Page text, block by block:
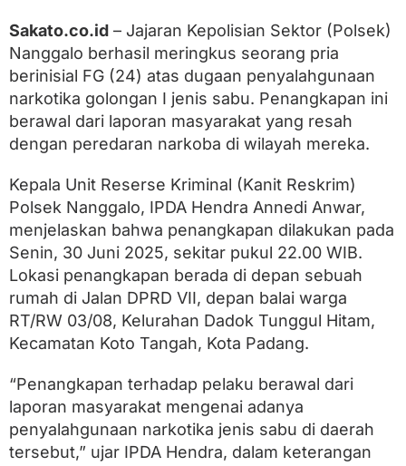
u
d
K
e
l
a
h
n
D
a
o
k
Sakato.co.id – Jajaran Kepolisian Sektor (Polsek)
Nanggalo berhasil meringkus seorang pria
berinisial FG (24) atas dugaan penyalahgunaan
narkotika golongan I jenis sabu. Penangkapan ini
berawal dari laporan masyarakat yang resah
dengan peredaran narkoba di wilayah mereka.
Kepala Unit Reserse Kriminal (Kanit Reskrim)
Polsek Nanggalo, IPDA Hendra Annedi Anwar,
menjelaskan bahwa penangkapan dilakukan pada
Senin, 30 Juni 2025, sekitar pukul 22.00 WIB.
Lokasi penangkapan berada di depan sebuah
rumah di Jalan DPRD VII, depan balai warga
RT/RW 03/08, Kelurahan Dadok Tunggul Hitam,
Kecamatan Koto Tangah, Kota Padang.
“Penangkapan terhadap pelaku berawal dari
laporan masyarakat mengenai adanya
penyalahgunaan narkotika jenis sabu di daerah
tersebut,” ujar IPDA Hendra, dalam keterangan